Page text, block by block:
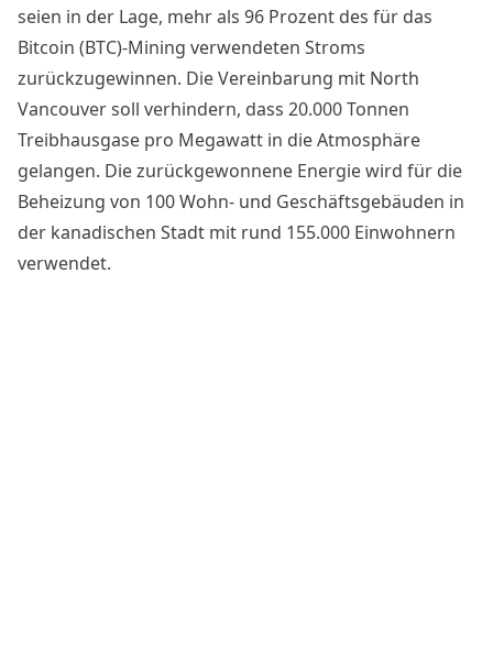
seien in der Lage, mehr als 96 Prozent des für das
Bitcoin (BTC)-Mining verwendeten Stroms
zurückzugewinnen. Die Vereinbarung mit North
Vancouver soll verhindern, dass 20.000 Tonnen
Treibhausgase pro Megawatt in die Atmosphäre
gelangen. Die zurückgewonnene Energie wird für die
Beheizung von 100 Wohn- und Geschäftsgebäuden in
der kanadischen Stadt mit rund 155.000 Einwohnern
verwendet.